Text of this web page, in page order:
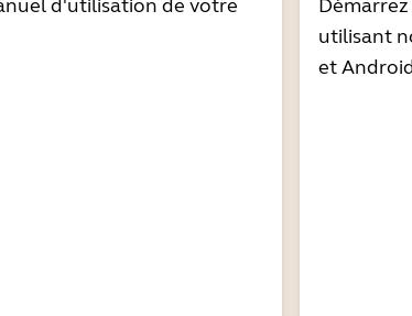
d'utilisation de votre
utilisant
et